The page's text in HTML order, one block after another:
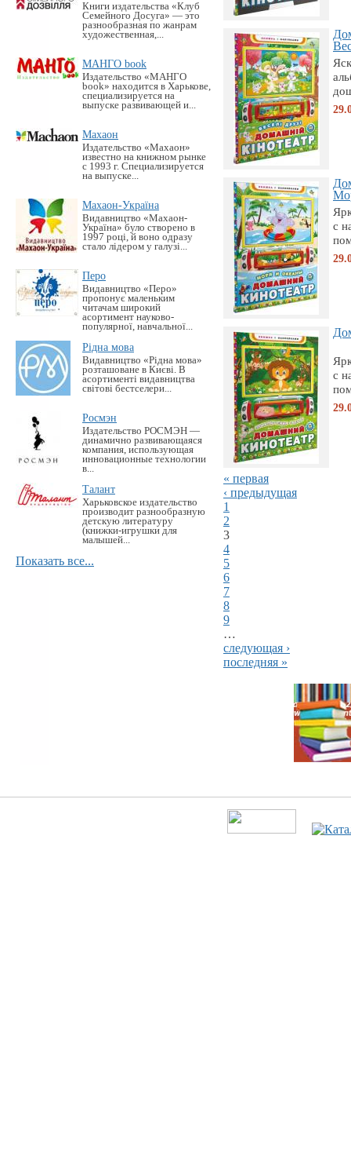
Книги издательства «Клуб
Семейного Досуга» — это
разнообразная по жанрам
художественная,...
МАНГО book
Издательство «MАНГО
book» находится в Харькове,
специализируется на
выпуске развивающей и...
Махаон
Издательство «Махаон»
известно на книжном рынке
с 1993 г. Специализируется
на выпуске...
Махаон-Україна
Видавництво «Махаон-
Україна» було створено в
1997 році, й воно одразу
стало лідером у галузі...
Перо
Видавництво «Перо»
пропонує маленьким
читачам широкий
асортимент науково-
популярної, навчальної...
Рідна мова
Видавництво «Рідна мова»
розташоване в Києві. В
асортименті видавництва
світові бестселери...
Росмэн
Издательство РОСМЭН —
динамично развивающаяся
компания, использующая
инновационные технологии
в...
Талант
Харьковское издательство
производит разнообразную
детскую литературу
(книжки-игрушки для
малышей...
Показать все...
с
с
« первая
‹ предыдущая
1
2
3
4
5
6
7
8
9
…
следующая ›
последняя »